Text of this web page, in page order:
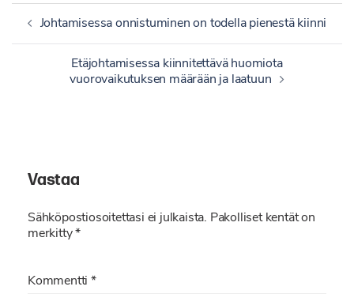
Artikkelien
selaus
Johtamisessa onnistuminen on todella pienestä kiinni
Etäjohtamisessa kiinnitettävä huomiota
vuorovaikutuksen määrään ja laatuun
Vastaa
Sähköpostiosoitettasi ei julkaista. Pakolliset kentät on
merkitty*
Kommentti*